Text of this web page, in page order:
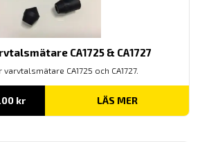
CA1725 & CA1727
CA1725 och CA1727.
krPrisintervall:
till
LÄS MER